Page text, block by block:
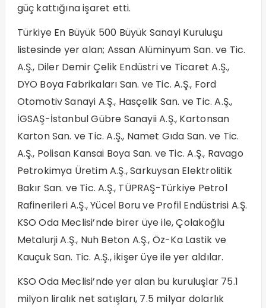
güç kattığına işaret etti.
Türkiye En Büyük 500 Büyük Sanayi Kuruluşu
listesinde yer alan; Assan Alüminyum San. ve Tic.
A.Ş., Diler Demir Çelik Endüstri ve Ticaret A.Ş.,
DYO Boya Fabrikaları San. ve Tic. A.Ş., Ford
Otomotiv Sanayi A.Ş., Hasçelik San. ve Tic. A.Ş.,
İGSAŞ-İstanbul Gübre Sanayii A.Ş., Kartonsan
Karton San. ve Tic. A.Ş., Namet Gıda San. ve Tic.
A.Ş., Polisan Kansai Boya San. ve Tic. A.Ş., Ravago
Petrokimya Üretim A.Ş., Sarkuysan Elektrolitik
Bakır San. ve Tic. A.Ş., TÜPRAŞ-Türkiye Petrol
Rafinerileri A.Ş., Yücel Boru ve Profil Endüstrisi A.Ş.
KSO Oda Meclisi’nde birer üye ile, Çolakoğlu
Metalurji A.Ş., Nuh Beton A.Ş., Öz-Ka Lastik ve
Kauçuk San. Tic. A.Ş., ikişer üye ile yer aldılar.
KSO Oda Meclisi’nde yer alan bu kuruluşlar 75.1
milyon liralık net satışları, 7.5 milyar dolarlık